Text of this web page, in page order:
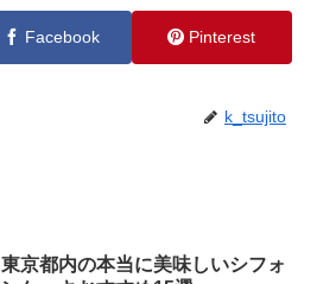
Facebook Pinterest
k_tsujito
東京都内の本当に美味しいシフォ